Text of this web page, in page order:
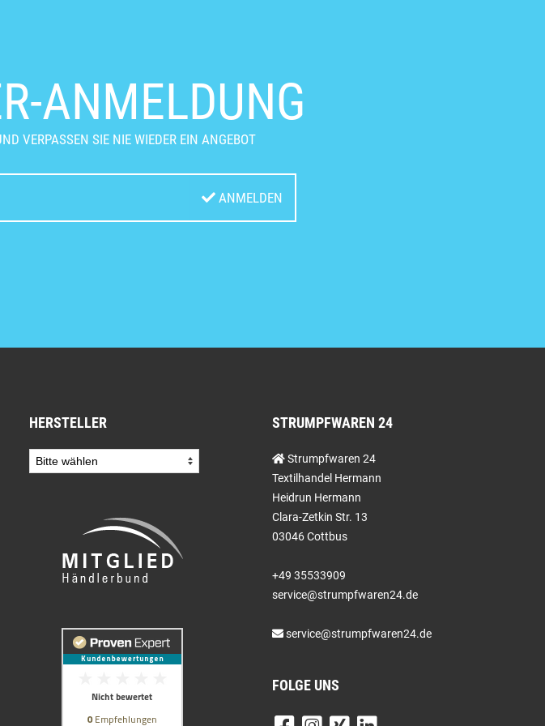
ANMELDUNG
VERPASSEN SIE NIE WIEDER EIN ANGEBOT
ANMELDEN
HERSTELLER STRUMPFWAREN 24
Strumpfwaren 24
Textilhandel Hermann
Heidrun Hermann
Clara-Zetkin Str. 13
03046 Cottbus
+49 35533909
service@strumpfwaren24.de
service@strumpfwaren24.de
FOLGE UNS